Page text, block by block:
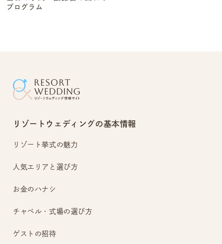
プログラム
リゾートウェディングの基本情報
リゾート挙式の魅力
人気エリアと選び方
お金のハナシ
チャペル・式場の選び方
ゲストの招待